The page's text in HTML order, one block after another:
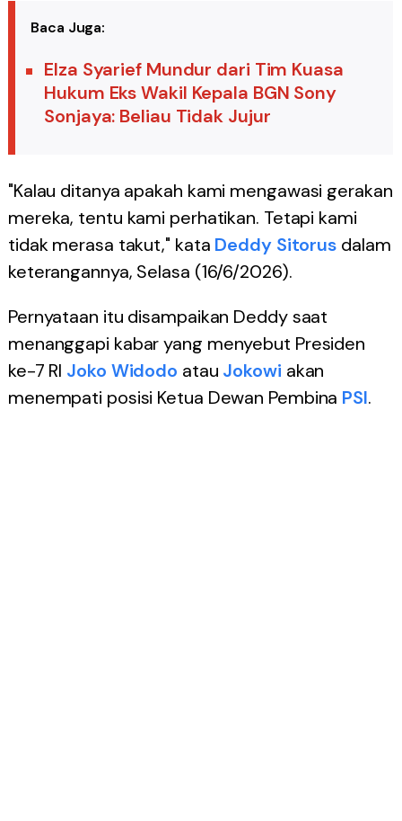
Baca Juga:
Elza Syarief Mundur dari Tim Kuasa
Hukum Eks Wakil Kepala BGN Sony
Sonjaya: Beliau Tidak Jujur
"Kalau ditanya apakah kami mengawasi gerakan
mereka, tentu kami perhatikan. Tetapi kami
tidak merasa takut," kata Deddy Sitorus dalam
keterangannya, Selasa (16/6/2026).
Pernyataan itu disampaikan Deddy saat
menanggapi kabar yang menyebut Presiden
ke-7 RI Joko Widodo atau Jokowi akan
menempati posisi Ketua Dewan Pembina PSI.